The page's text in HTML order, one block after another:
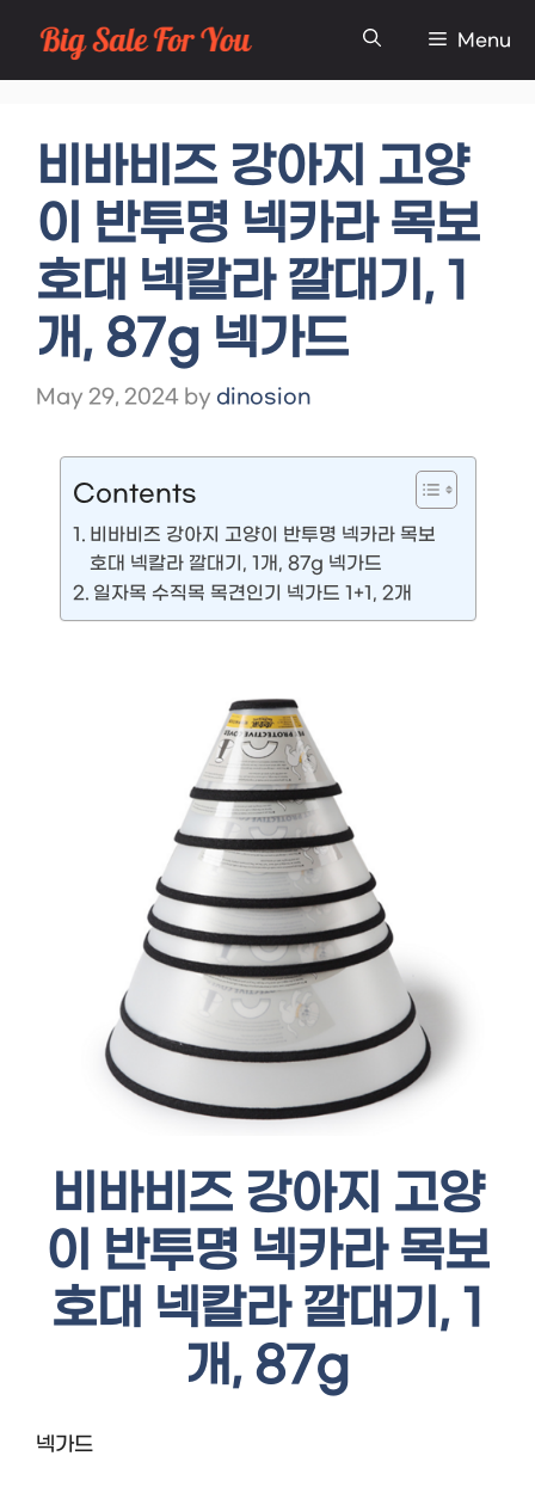
Skip
to
Menu
비바비즈 강아지 고양
이 반투명 넥카라 목보
호대 넥칼라 깔대기, 1
개, 87g 넥가드
May 29, 2024 by dinosion
Contents
비바비즈 강아지 고양이 반투명 넥카라 목보
호대 넥칼라 깔대기, 1개, 87g 넥가드
일자목 수직목 목견인기 넥가드 1+1, 2개
비바비즈 강아지 고양
이 반투명 넥카라 목보
호대 넥칼라 깔대기, 1
개, 87g
넥가드